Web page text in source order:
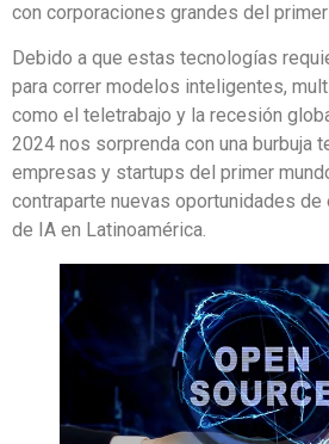
con corporaciones grandes del primer
Debido a que estas tecnologías
para correr modelos inteligentes,
como el teletrabajo y la recesión
2024 nos sorprenda con una burbuja
empresas y startups del primer
contraparte nuevas oportunidades
de IA en Latinoamérica.